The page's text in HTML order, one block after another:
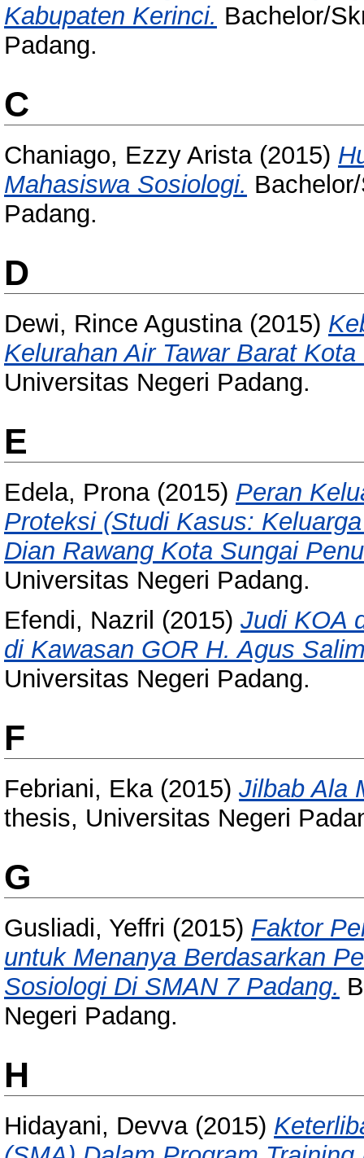
Kabupaten Kerinci. Bachelor/
Padang.
C
Chaniago, Ezzy Arista(2015)
Mahasiswa Sosiologi.
Padang.
D
Dewi, Rince Agustina(2015)
Kelurahan Air Tawar Barat
Universitas Negeri Padang.
E
Edela, Prona(2015) Peran
Proteksi (Studi Kasus:
Dian Rawang Kota Sungai
Universitas Negeri Padang.
Efendi, Nazril (2015) Judi KOA
di Kawasan GOR H. Agus
Universitas Negeri Padang.
F
Febriani, Eka(2015) Jilbab Ala
thesis, Universitas Negeri
G
Gusliadi, Yeffri (2015) Faktor
untuk Menanya Berdasarkan
Sosiologi Di SMAN 7 Padang.
Negeri Padang.
H
Hidayani, Devva(2015)